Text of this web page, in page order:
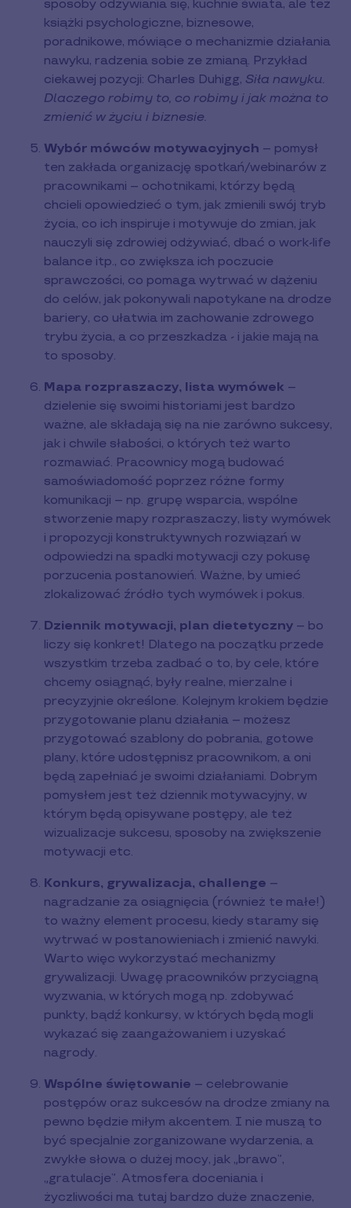
sposoby odżywiania się, kuchnie świata, ale też
książki psychologiczne, biznesowe,
poradnikowe, mówiące o mechanizmie działania
nawyku, radzenia sobie ze zmianą. Przykład
ciekawej pozycji: Charles Duhigg, Siła nawyku.
Dlaczego robimy to, co robimy i jak można to
zmienić w życiu i biznesie.
Wybór mówców motywacyjnych – pomysł
ten zakłada organizację spotkań/webinarów z
pracownikami – ochotnikami, którzy będą
chcieli opowiedzieć o tym, jak zmienili swój tryb
życia, co ich inspiruje i motywuje do zmian, jak
nauczyli się zdrowiej odżywiać, dbać o work-life
balance itp., co zwiększa ich poczucie
sprawczości, co pomaga wytrwać w dążeniu
do celów, jak pokonywali napotykane na drodze
bariery, co ułatwia im zachowanie zdrowego
trybu życia, a co przeszkadza - i jakie mają na
to sposoby.
Mapa rozpraszaczy, lista wymówek –
dzielenie się swoimi historiami jest bardzo
ważne, ale składają się na nie zarówno sukcesy,
jak i chwile słabości, o których też warto
rozmawiać. Pracownicy mogą budować
samoświadomość poprzez różne formy
komunikacji – np. grupę wsparcia, wspólne
stworzenie mapy rozpraszaczy, listy wymówek
i propozycji konstruktywnych rozwiązań w
odpowiedzi na spadki motywacji czy pokusę
porzucenia postanowień. Ważne, by umieć
zlokalizować źródło tych wymówek i pokus.
Dziennik motywacji, plan dietetyczny – bo
liczy się konkret! Dlatego na początku przede
wszystkim trzeba zadbać o to, by cele, które
chcemy osiągnąć, były realne, mierzalne i
precyzyjnie określone. Kolejnym krokiem będzie
przygotowanie planu działania – możesz
przygotować szablony do pobrania, gotowe
plany, które udostępnisz pracownikom, a oni
będą zapełniać je swoimi działaniami. Dobrym
pomysłem jest też dziennik motywacyjny, w
którym będą opisywane postępy, ale też
wizualizacje sukcesu, sposoby na zwiększenie
motywacji etc.
Konkurs, grywalizacja, challenge –
nagradzanie za osiągnięcia (również te małe!)
to ważny element procesu, kiedy staramy się
wytrwać w postanowieniach i zmienić nawyki.
Warto więc wykorzystać mechanizmy
grywalizacji. Uwagę pracowników przyciągną
wyzwania, w których mogą np. zdobywać
punkty, bądź konkursy, w których będą mogli
wykazać się zaangażowaniem i uzyskać
nagrody.
Wspólne świętowanie – celebrowanie
postępów oraz sukcesów na drodze zmiany na
pewno będzie miłym akcentem. I nie muszą to
być specjalnie zorganizowane wydarzenia, a
zwykłe słowa o dużej mocy, jak „brawo”,
„gratulacje”. Atmosfera doceniania i
życzliwości ma tutaj bardzo duże znaczenie,